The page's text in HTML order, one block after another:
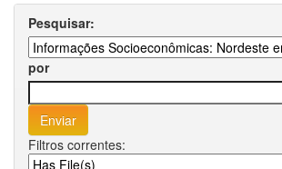
Pesquisar:
por
Filtros correntes: